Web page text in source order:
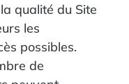
qualité du Site
les
possibles.
de